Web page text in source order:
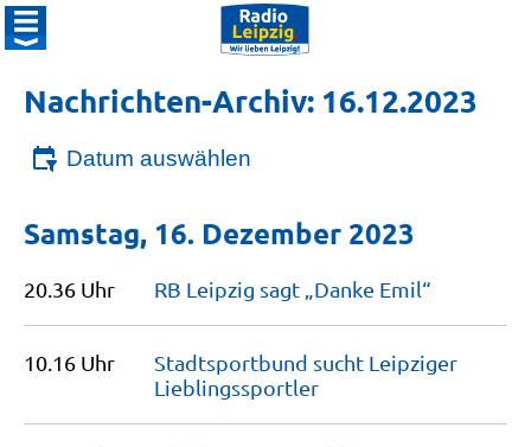
Nachrichten-Archiv: 16.12.2023
Datum auswählen
Samstag, 16. Dezember 2023
20.36 Uhr RB Leipzig sagt „Danke Emil“
10.16 Uhr
Stadtsportbund sucht Leipziger
Lieblingssportler